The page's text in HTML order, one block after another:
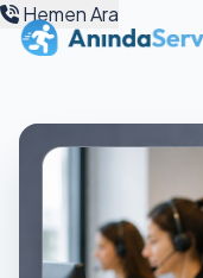
Hemen Ara